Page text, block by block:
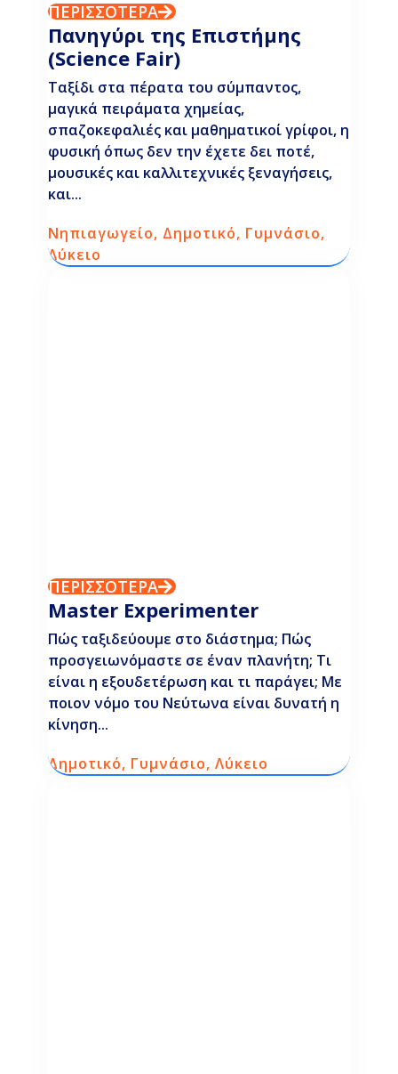
ΠΕΡΙΣΣΟΤΕΡΑ
Πανηγύρι της Επιστήμης
(Science Fair)
Ταξίδι στα πέρατα του σύμπαντος,
μαγικά πειράματα χημείας,
σπαζοκεφαλιές και μαθηματικοί γρίφοι, η
φυσική όπως δεν την έχετε δει ποτέ,
μουσικές και καλλιτεχνικές ξεναγήσεις,
και...
Νηπιαγωγείο, Δημοτικό, Γυμνάσιο,
Λύκειο
ΠΕΡΙΣΣΟΤΕΡΑ
Master Experimenter
Πώς ταξιδεύουμε στο διάστημα; Πώς
προσγειωνόμαστε σε έναν πλανήτη; Τι
είναι η εξουδετέρωση και τι παράγει; Με
ποιον νόμο του Νεύτωνα είναι δυνατή η
κίνηση...
Δημοτικό, Γυμνάσιο,Λύκειο